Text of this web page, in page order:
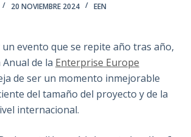
20 NOVIEMBRE 2024 EEN
un evento que se repite año tras año,
de la Enterprise Europe
de ser un momento inmejorable
del tamaño del proyecto y de la
internacional.